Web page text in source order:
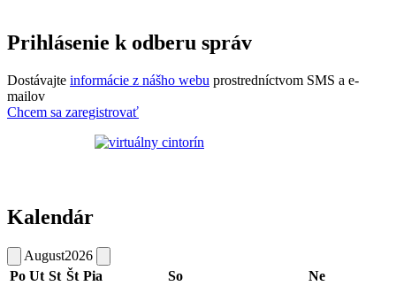
Prihlásenie k odberu správ
Dostávajte informácie z nášho webu prostredníctvom SMS a e-
mailov
Chcem sa zaregistrovať
Kalendár
August2026
Po Ut St Št Pia So Ne